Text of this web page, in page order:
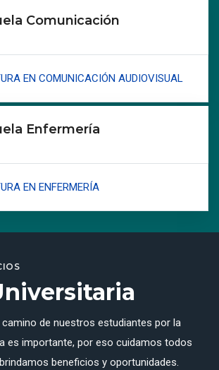
Comunicación
EN COMUNICACIÓN AUDIOVISUAL
Enfermería
EN ENFERMERÍA
de nuestros estudiantes por la
es importante, por eso cuidamos todos
beneficios y oportunidades.